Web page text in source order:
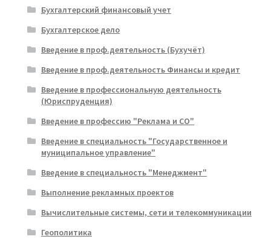
Бухгалтерский финансовый учет
Бухгалтерское дело
Введение в проф.деятельность (Бухучёт)
Введение в проф.деятельность Финансы и кредит
Введение в профессиональную деятельность
(Юриспруденция)
Введение в профессию "Реклама и СО"
Введение в специальность "Государственное и
муниципальное управление"
Введение в специальность "Менеджмент"
Выполнение рекламных проектов
Вычислительные системы, сети и телекоммуникации
Геополитика